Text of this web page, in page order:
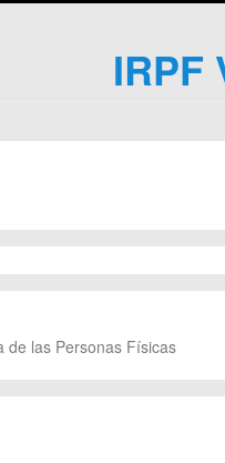
IRPF
de las Personas Físicas